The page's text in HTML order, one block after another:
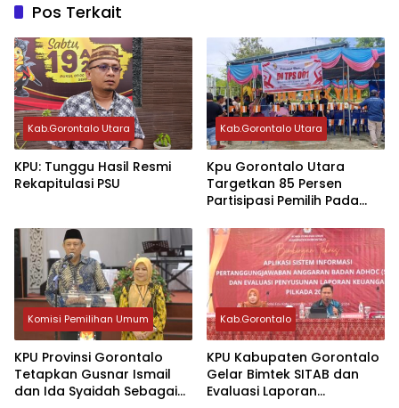
Pos Terkait
Kab.Gorontalo Utara
KPU: Tunggu Hasil Resmi
Rekapitulasi PSU
Kab.Gorontalo Utara
Kpu Gorontalo Utara
Targetkan 85 Persen
Partisipasi Pemilih Pada
Komisi Pemilihan Umum
KPU Provinsi Gorontalo
Tetapkan Gusnar Ismail
dan Ida Syaidah Sebagai
Kab.Gorontalo
KPU Kabupaten Gorontalo
Gelar Bimtek SITAB dan
Evaluasi Laporan